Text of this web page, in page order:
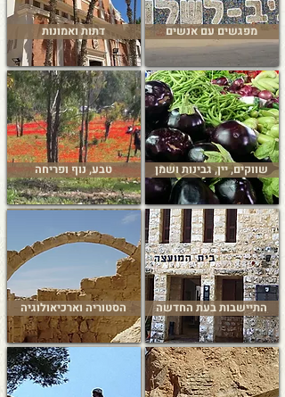
מפגשים עם אנשים
שווקים, יין, גבינות ושמן
התיישבות בעת החדשה
דתות ואמונות
טבע, נוף ופריחה
הסטוריה וארכיאולוגיה